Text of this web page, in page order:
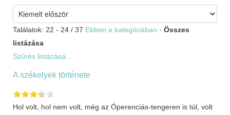
Találatok: 22 - 24 / 37 Ebben a kategóriában · Összes
listázása
Szűrés listázása...
A székelyek története
Hol volt, hol nem volt, még az Óperenciás-tengeren is túl, volt